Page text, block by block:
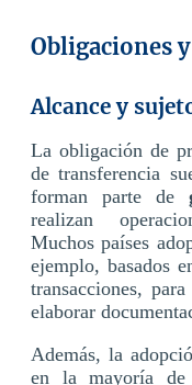
Obligaciones
Alcance y
La obligación de
de transferencia
forman parte de
realizan
Muchos países
ejemplo, basados
transacciones,
elaborar
Además, la
en la mayoría de